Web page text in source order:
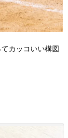
カッコいい構図